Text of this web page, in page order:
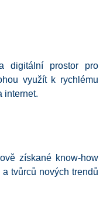
digitální prostor pro
využít k rychlému
internet.
získané know-how
tvůrců nových trendů